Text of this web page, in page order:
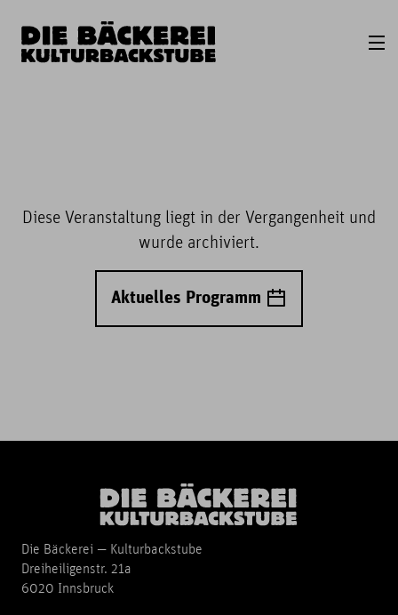
Diese Veranstaltung liegt in der Vergangenheit und
wurde archiviert.
Aktuelles Programm
Die Bäckerei — Kulturbackstube
Dreiheiligenstr. 21a
6020 Innsbruck